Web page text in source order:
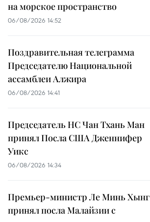
на морское пространство
06/08/2026 14:52
Поздравительная телеграмма
Председателю Национальной
ассамблеи Алжира
06/08/2026 14:41
Председатель НС Чан Тхань Ман
принял Посла США Дженнифер
Уикс
06/08/2026 14:34
Премьер-министр Ле Минь Хынг
принял посла Малайзии с